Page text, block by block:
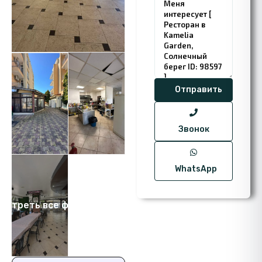
все фото 17
Звонок
WhatsApp